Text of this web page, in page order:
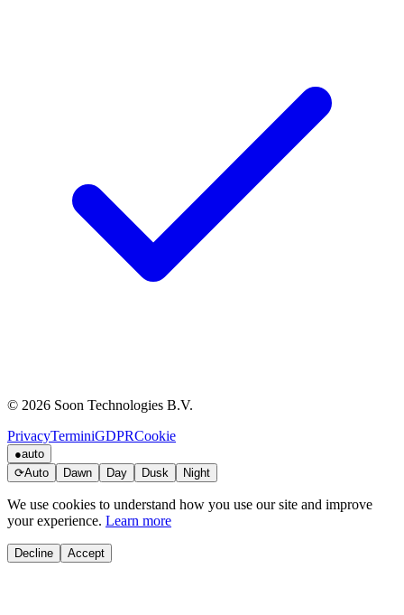
© 2026 Soon Technologies B.V.
PrivacyTerminiGDPRCookie
●auto
⟳Auto Dawn Day Dusk Night
We use cookies to understand how you use our site and improve
your experience. Learn more
Decline Accept